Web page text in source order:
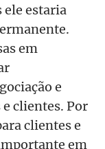
estaria
em
e
clientes. Por
clientes e
em